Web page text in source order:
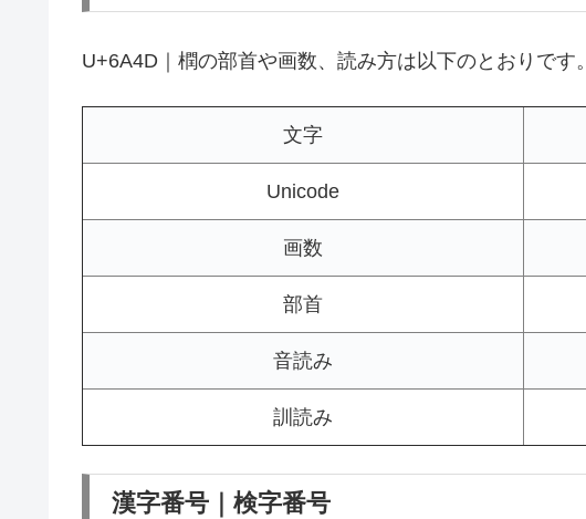
U+6A4D｜橍の部首や画数、読み方は以下のとおりです。
文字
Unicode
画数
部首
音読み
訓読み
漢字番号｜検字番号